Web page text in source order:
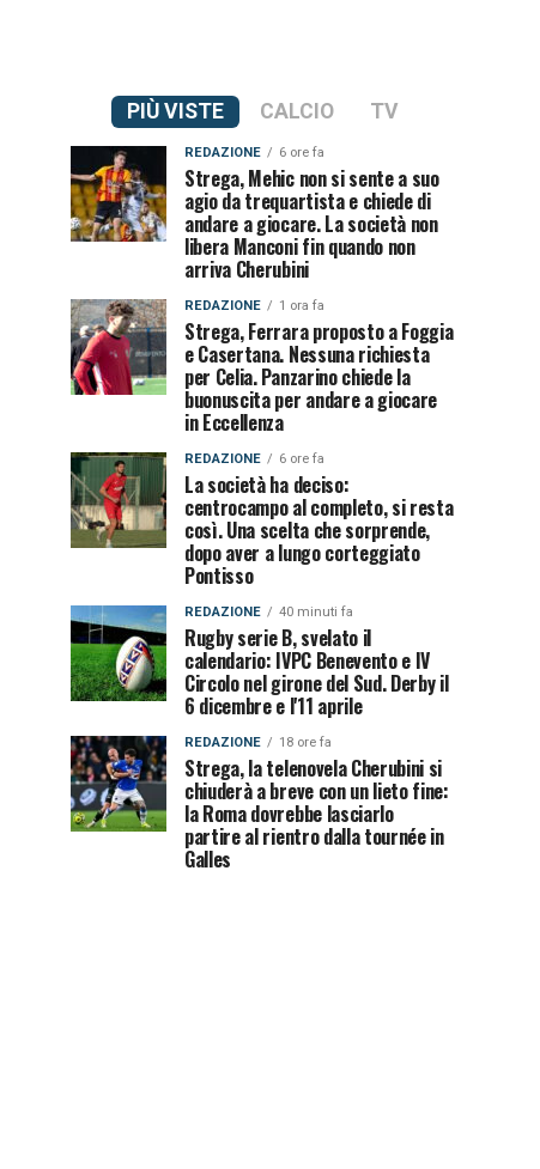
PIÙ VISTE CALCIO TV
REDAZIONE 6 ore fa
Strega, Mehic non si sente a suo
agio da trequartista e chiede di
andare a giocare. La società non
libera Manconi fin quando non
arriva Cherubini
REDAZIONE 1 ora fa
Strega, Ferrara proposto a Foggia
e Casertana. Nessuna richiesta
per Celia. Panzarino chiede la
buonuscita per andare a giocare
in Eccellenza
REDAZIONE 6 ore fa
La società ha deciso:
centrocampo al completo, si resta
così. Una scelta che sorprende,
dopo aver a lungo corteggiato
Pontisso
REDAZIONE 40 minuti fa
Rugby serie B, svelato il
calendario: IVPC Benevento e IV
Circolo nel girone del Sud. Derby il
6 dicembre e l'11 aprile
REDAZIONE 18 ore fa
Strega, la telenovela Cherubini si
chiuderà a breve con un lieto fine:
la Roma dovrebbe lasciarlo
partire al rientro dalla tournée in
Galles